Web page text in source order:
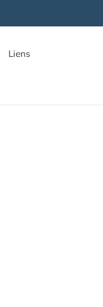
Liens